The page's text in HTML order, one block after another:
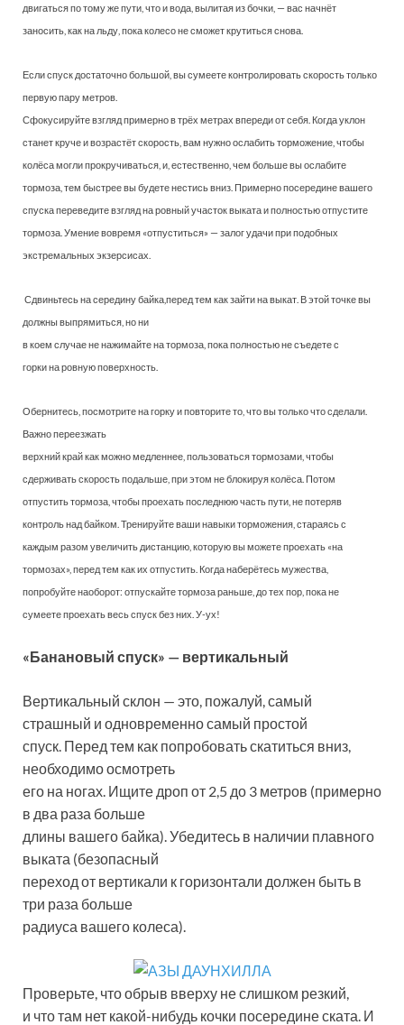
двигаться по тому же пути, что и вода, вылитая из бочки, — вас начнёт
заносить, как на льду, пока колесо не сможет крутиться снова.
Если спуск достаточно большой, вы сумеете контролировать скорость только
первую пару метров.
Сфокусируйте взгляд примерно в трёх метрах впереди от себя. Когда уклон
станет круче и возрастёт скорость, вам нужно ослабить торможение, чтобы
колёса могли прокручиваться, и, естественно, чем больше вы ослабите
тормоза, тем быстрее вы будете нестись вниз. Примерно посередине вашего
спуска переведите взгляд на ровный участок выката и полностью отпустите
тормоза. Умение вовремя «отпуститься» — залог удачи при подобных
экстремальных экзерсисах.
Сдвиньтесь на середину байка,перед тем как зайти на выкат. В этой точке вы
должны выпрямиться, но ни
в коем случае не нажимайте на тормоза, пока полностью не съедете с
горки на ровную поверхность.
Обернитесь, посмотрите на горку и повторите то, что вы только что сделали.
Важно переезжать
верхний край как можно медленнее, пользоваться тормозами, чтобы
сдерживать скорость подальше, при этом не блокируя колёса. Потом
отпустить тормоза, чтобы проехать последнюю часть пути, не потеряв
контроль над байком. Тренируйте ваши навыки торможения, стараясь с
каждым разом увеличить дистанцию, которую вы можете проехать «на
тормозах», перед тем как их отпустить. Когда наберётесь мужества,
попробуйте наоборот: отпускайте тормоза раньше, до тех пор, пока не
сумеете проехать весь спуск без них. У-ух!
«Банановый спуск» — вертикальный
Вертикальный склон — это, пожалуй, самый
страшный и одновременно самый простой
спуск. Перед тем как попробовать скатиться вниз,
необходимо осмотреть
его на ногах. Ищите дроп от 2,5 до 3 метров (примерно
в два раза больше
длины вашего байка). Убедитесь в наличии плавного
выката (безопасный
переход от вертикали к горизонтали должен быть в
три раза больше
радиуса вашего колеса).
Проверьте, что обрыв вверху не слишком резкий,
и что там нет какой-нибудь кочки посередине ската. И